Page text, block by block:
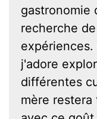
gastronomie
recherche
j'adore
différentes
mère restera